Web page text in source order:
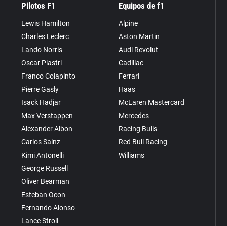
Pilotos F1
Lewis Hamilton
Charles Leclerc
Lando Norris
Oscar Piastri
Franco Colapinto
Pierre Gasly
Isack Hadjar
Max Verstappen
Alexander Albon
Carlos Sainz
Kimi Antonelli
George Russell
Oliver Bearman
Esteban Ocon
Fernando Alonso
Lance Stroll
Equipos de f1
Alpine
Aston Martin
Audi Revolut
Cadillac
Ferrari
Haas
McLaren Mastercard
Mercedes
Racing Bulls
Red Bull Racing
Williams